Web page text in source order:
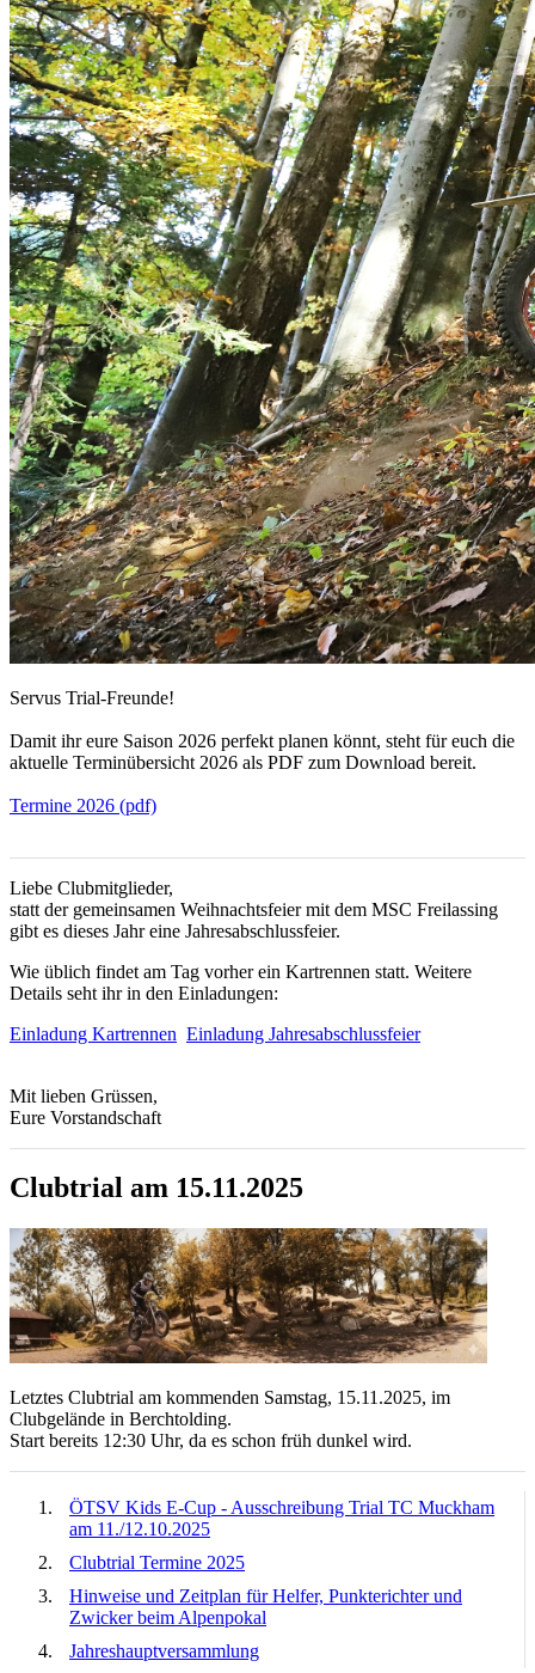
Servus Trial-Freunde!
Damit ihr eure Saison 2026 perfekt planen könnt, steht für euch die
aktuelle Terminübersicht 2026 als PDF zum Download bereit.
Termine 2026 (pdf)
Liebe Clubmitglieder,
statt der gemeinsamen Weihnachtsfeier mit dem MSC Freilassing
gibt es dieses Jahr eine Jahresabschlussfeier.
Wie üblich findet am Tag vorher ein Kartrennen statt. Weitere
Details seht ihr in den Einladungen:
Einladung Kartrennen Einladung Jahresabschlussfeier
Mit lieben Grüssen,
Eure Vorstandschaft
Clubtrial am 15.11.2025
Letztes Clubtrial am kommenden Samstag, 15.11.2025, im
Clubgelände in Berchtolding.
Start bereits 12:30 Uhr, da es schon früh dunkel wird.
ÖTSV Kids E-Cup - Ausschreibung Trial TC Muckham
am 11./12.10.2025
Clubtrial Termine 2025
Hinweise und Zeitplan für Helfer, Punkterichter und
Zwicker beim Alpenpokal
Jahreshauptversammlung